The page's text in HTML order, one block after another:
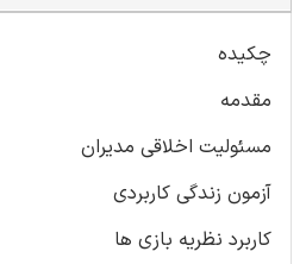
چکیده
مقدمه
مسئولیت اخلاقی مدیران
آزمون زندگی کاربردی
کاربرد نظریه بازی ها